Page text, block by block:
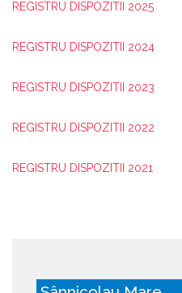
REGISTRU DISPOZITII 2025
REGISTRU DISPOZITII 2024
REGISTRU DISPOZITII 2023
REGISTRU DISPOZITII 2022
REGISTRU DISPOZITII 2021